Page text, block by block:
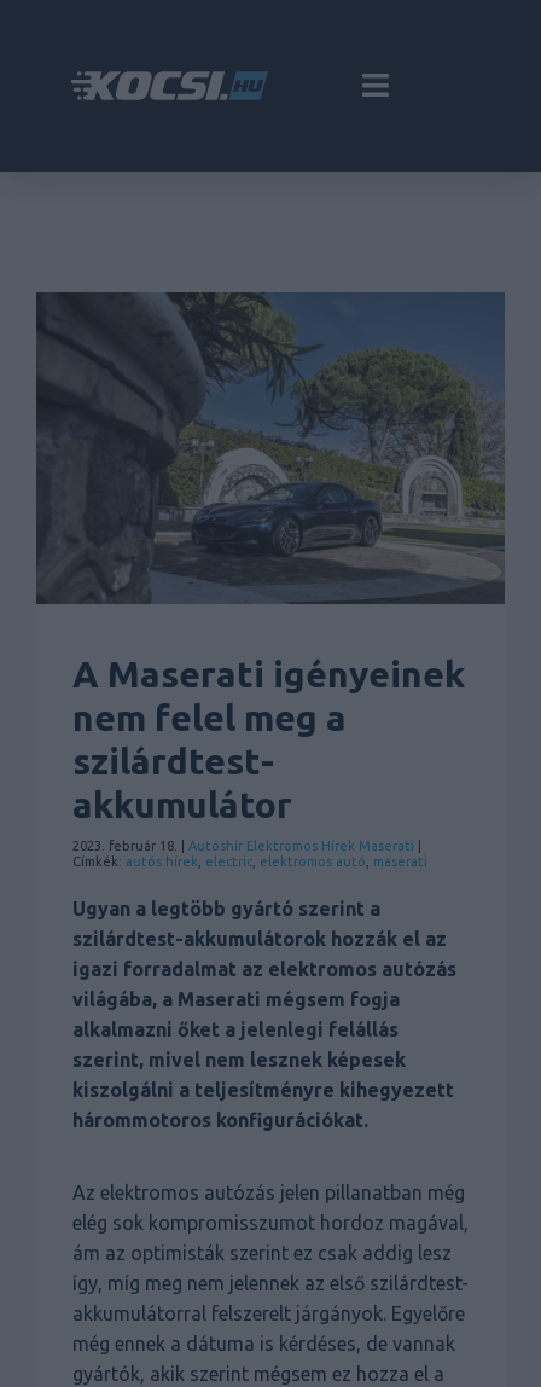
A Maserati igényeinek
nem felel meg a
szilárdtest-
akkumulátor
2023. február 18. | Autóshír Elektromos Hírek Maserati
Címkék: autós hírek electric elektromos autó maserati
Ugyan a legtöbb gyártó szerint a
szilárdtest-akkumulátorok hozzák el az
igazi forradalmat az elektromos autózás
világába, a Maserati mégsem fogja
alkalmazni őket a jelenlegi felállás
szerint, mivel nem lesznek képesek
kiszolgálni a teljesítményre kihegyezett
hárommotoros konfigurációkat.
Az elektromos autózás jelen pillanatban még
elég sok kompromisszumot hordoz magával,
ám az optimisták szerint ez csak addig lesz
így, míg meg nem jelennek az első szilárdtest-
akkumulátorral felszerelt járgányok. Egyelőre
még ennek a dátuma is kérdéses, de vannak
gyártók, akik szerint mégsem ez hozza el a